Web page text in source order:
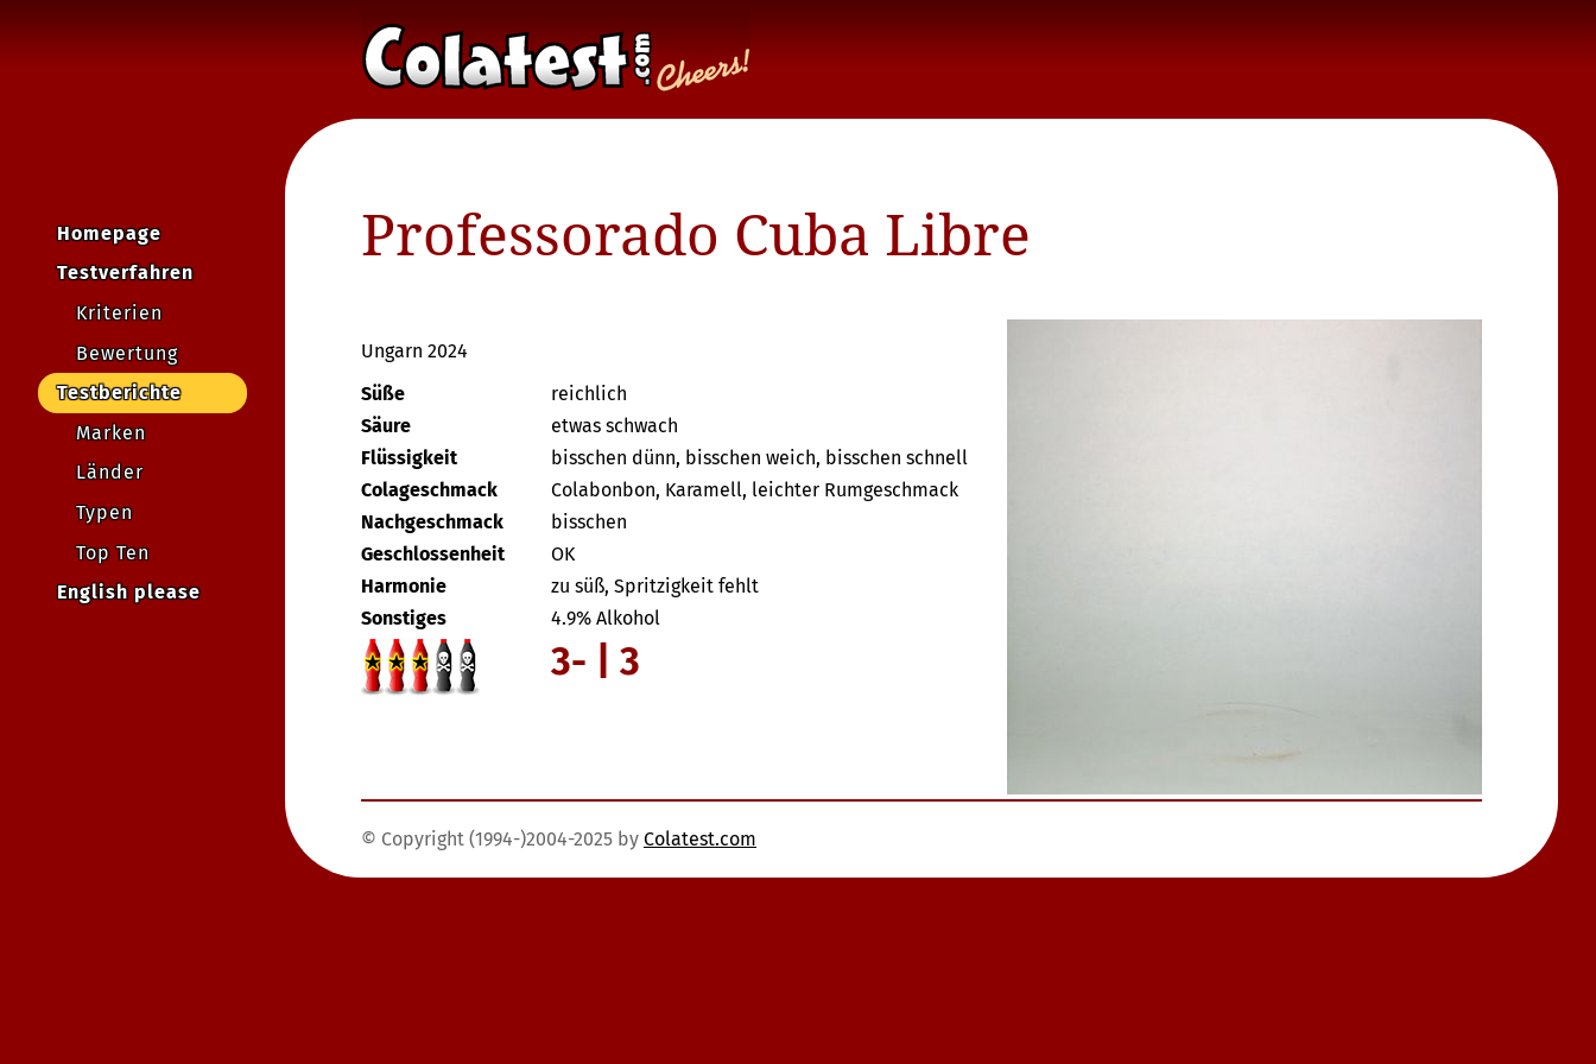
Homepage
Testverfahren
Kriterien
Bewertung
Testberichte
Marken
Länder
Typen
Top Ten
English please
Professorado Cuba Libre
Ungarn 2024
Süße
reichlich
Säure
etwas schwach
Flüssigkeit
bisschen dünn, bisschen weich, bisschen schnell
Colageschmack
Colabonbon, Karamell, leichter Rumgeschmack
Nachgeschmack
bisschen
Geschlossenheit
OK
Harmonie
zu süß, Spritzigkeit fehlt
Sonstiges
4.9% Alkohol
3- | 3
© Copyright (1994-)2004-2025 by Colatest.com